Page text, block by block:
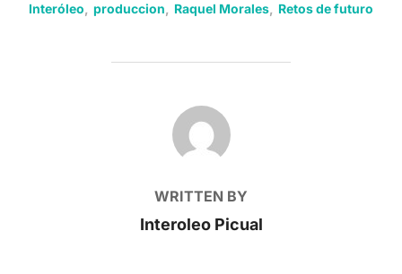
Interóleo
produccion Raquel Morales Retos de futuro
POST AUTHOR
WRITTEN BY
Interoleo Picual